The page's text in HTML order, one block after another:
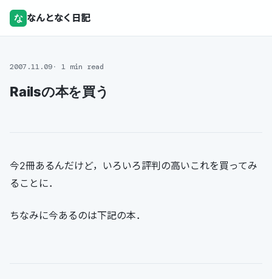
な なんとなく日記
2007.11.09 1 min read
Railsの本を買う
今2冊あるんだけど，いろいろ評判の高いこれを買ってみ
ることに．
ちなみに今あるのは下記の本．